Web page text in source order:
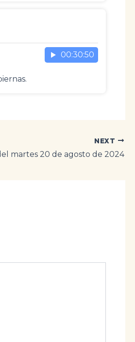
00:30:50
NEXT
martes 20 de agosto de 2024